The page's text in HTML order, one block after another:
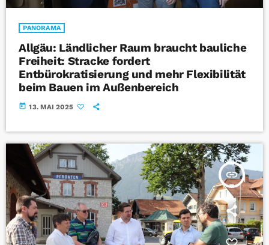
PANORAMA
Allgäu: Ländlicher Raum braucht bauliche
Freiheit: Stracke fordert
Entbürokratisierung und mehr Flexibilität
beim Bauen im Außenbereich
today 13. MAI 2025
insert_link